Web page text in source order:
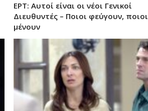
ΕΡΤ: Αυτοί είναι οι νέοι Γενικοί
Διευθυντές – Ποιοι φεύγουν, ποιοι
μένουν